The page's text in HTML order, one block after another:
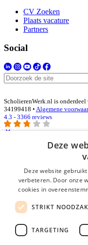
CV Zoeken
Plaats vacature
Partners
Social
ScholierenWerk.nl is
34199418 • Algemene
4.3 - 3366 reviews
Inloggen als bedrijf
E-mail*
Wachtwoord
login gegevens
login
Deze
Deze website
verbeteren. Door onze
cookies in
STRIKT
TARGETING